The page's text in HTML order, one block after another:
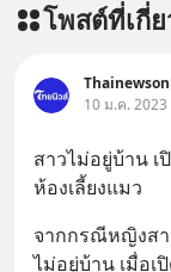
โพสต์ที่เกี่
10 ม.ค. 2023
สาวไม่อยู่บ้าน
ห้องเลี้ยงแมว
จากกรณีหญิงสา
ไม่อยู่บ้าน เมื่อเ